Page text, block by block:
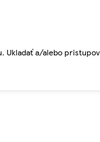
a/alebo